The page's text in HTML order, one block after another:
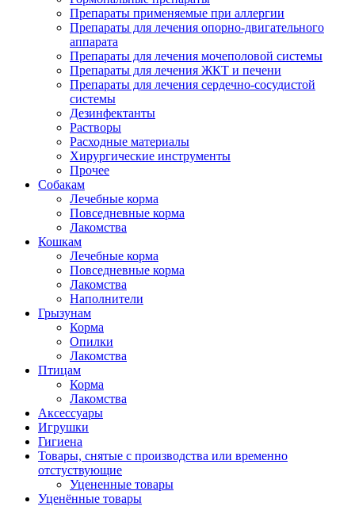
Препараты применяемые при аллергии
Препараты для лечения опорно-двигательного
аппарата
Препараты для лечения мочеполовой системы
Препараты для лечения ЖКТ и печени
Препараты для лечения сердечно-сосудистой
системы
Дезинфектанты
Растворы
Расходные материалы
Хирургические инструменты
Прочее
Собакам
Лечебные корма
Повседневные корма
Лакомства
Кошкам
Лечебные корма
Повседневные корма
Лакомства
Наполнители
Грызунам
Корма
Опилки
Лакомства
Птицам
Корма
Лакомства
Аксессуары
Игрушки
Гигиена
Товары, снятые с производства или временно
отстуствующие
Уцененные товары
Уценённые товары